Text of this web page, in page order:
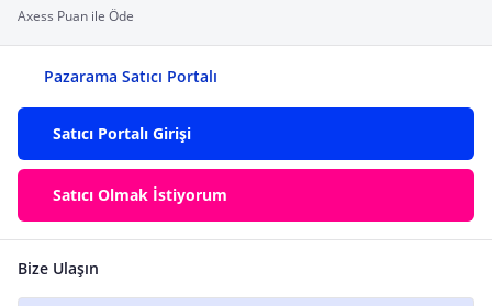
Axess Puan ile Öde
Pazarama Satıcı Portalı
Satıcı Portalı Girişi
Satıcı Olmak İstiyorum
Bize Ulaşın